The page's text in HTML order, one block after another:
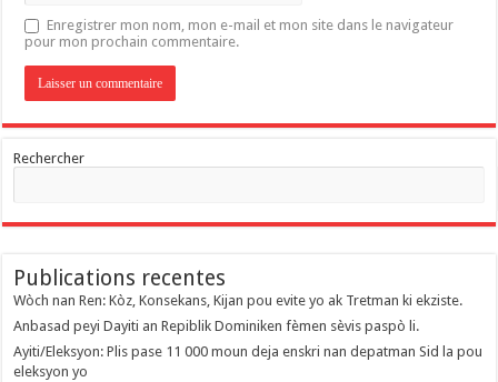
Enregistrer mon nom, mon e-mail et mon site dans le navigateur
pour mon prochain commentaire.
Rechercher
Publications recentes
Wòch nan Ren: Kòz, Konsekans, Kijan pou evite yo ak Tretman ki ekziste.
Anbasad peyi Dayiti an Repiblik Dominiken fèmen sèvis paspò li.
Ayiti/Eleksyon: Plis pase 11 000 moun deja enskri nan depatman Sid la pou
eleksyon yo